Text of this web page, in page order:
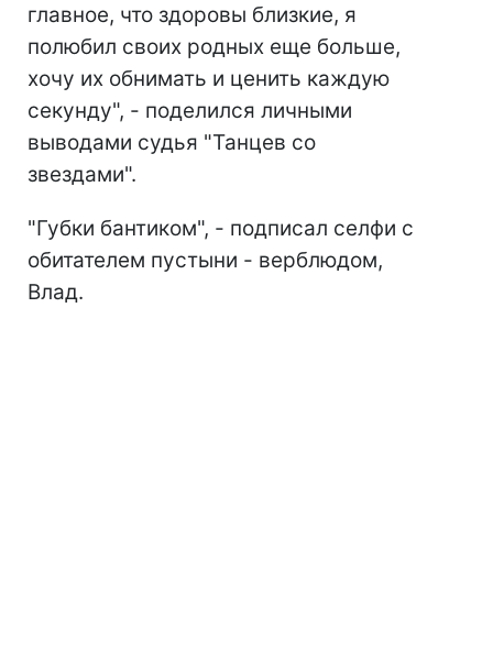
главное, что здоровы близкие, я
полюбил своих родных еще больше,
хочу их обнимать и ценить каждую
секунду", - поделился личными
выводами судья "Танцев со
звездами".
"Губки бантиком", - подписал селфи с
обитателем пустыни - верблюдом,
Влад.